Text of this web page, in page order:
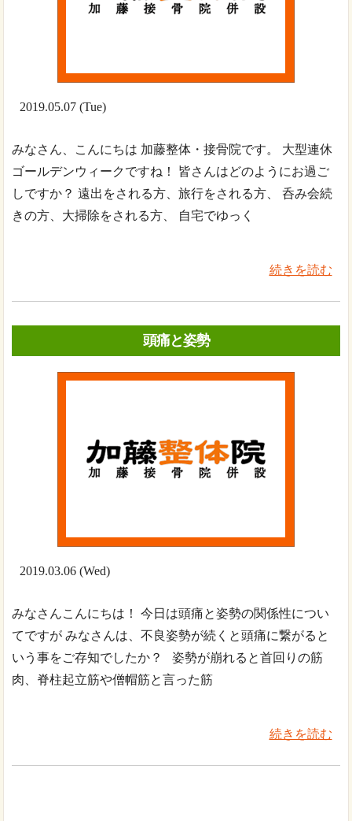
2019.05.07 (Tue)
みなさん、こんにちは 加藤整体・接骨院です。 大型連休
ゴールデンウィークですね！ 皆さんはどのようにお過ご
しですか？ 遠出をされる方、旅行をされる方、 呑み会続
きの方、大掃除をされる方、 自宅でゆっく
続きを読む
頭痛と姿勢
2019.03.06 (Wed)
みなさんこんにちは！ 今日は頭痛と姿勢の関係性につい
てですが みなさんは、不良姿勢が続くと頭痛に繋がると
いう事をご存知でしたか？ 姿勢が崩れると首回りの筋
肉、脊柱起立筋や僧帽筋と言った筋
続きを読む